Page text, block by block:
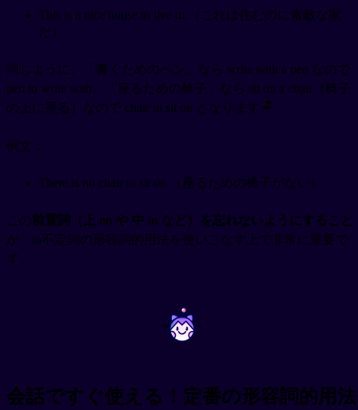
This is a nice house to live in.（これは住むのに素敵な家
だ）
同じように、「書くためのペン」なら write with a pen なので
pen to write with、「座るための椅子」なら sit on a chair（椅子
の上に座る）なので chair to sit on となります🪑
例文：
There is no chair to sit on.（座るための椅子がない）
この前置詞（上 on や 中 in など）を忘れないようにすること
が、to不定詞の形容詞的用法を使いこなす上で非常に重要で
す。
~ ~
会話ですぐ使える！定番の形容詞的用法